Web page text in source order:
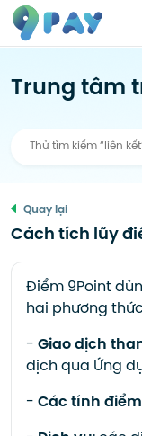
Trung tâm
Quay lại
Cách tích lũy
Điểm 9Point
hai phương
-Giao dịch
dịch qua Ứng
-Các tính